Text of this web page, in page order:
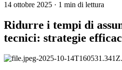
14 ottobre 2025 · 1 min di lettura
Ridurre i tempi di
tecnici: strategie